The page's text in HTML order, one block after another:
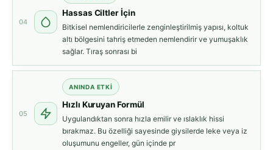
04
Hassas Ciltler İçin
Bitkisel nemlendiricilerle zenginleştirilmiş yapısı, koltuk
altı bölgesini tahriş etmeden nemlendirir ve yumuşaklık
sağlar. Tıraş sonrası bi
05
ANINDA ETKI
Hızlı Kuruyan Formül
Uygulandıktan sonra hızla emilir ve ıslaklık hissi
bırakmaz. Bu özelliği sayesinde giysilerde leke veya iz
oluşumunu engeller, gün içinde pr